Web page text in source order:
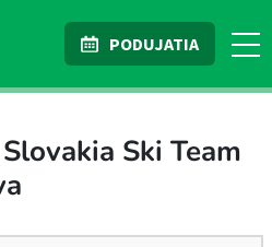
PODUJATIA
Ski Team